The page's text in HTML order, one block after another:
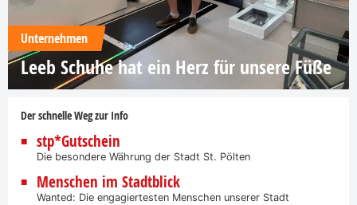
Unternehmen
Leeb Schuhe hat ein Herz für unsere Füße
Der schnelle Weg zur Info
stp*Gutschein
Die besondere Währung der Stadt St. Pölten
Menschen im Stadtblick
Wanted: Die engagiertesten Menschen unserer Stadt